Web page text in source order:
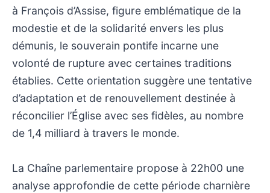
à François d’Assise, figure emblématique de la
modestie et de la solidarité envers les plus
démunis, le souverain pontife incarne une
volonté de rupture avec certaines traditions
établies. Cette orientation suggère une tentative
d’adaptation et de renouvellement destinée à
réconcilier l’Église avec ses fidèles, au nombre
de 1,4 milliard à travers le monde.
La Chaîne parlementaire propose à 22h00 une
analyse approfondie de cette période charnière